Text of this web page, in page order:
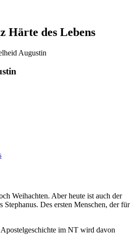
Härte des Lebens
Weihachten. Aber heute ist auch der
Stephanus. Des ersten Menschen, der für
im NT wird davon